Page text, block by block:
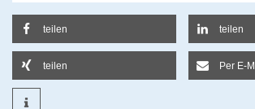
teilen teilen
teilen Per E-